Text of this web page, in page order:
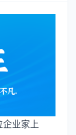
企业家上